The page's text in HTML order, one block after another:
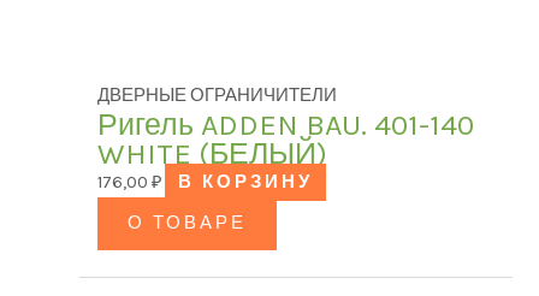
ДВЕРНЫЕ ОГРАНИЧИТЕЛИ
Ригель ADDEN BAU. 401-140
WHITE (БЕЛЫЙ)
176,00 ₽
В КОРЗИНУ
О ТОВАРЕ